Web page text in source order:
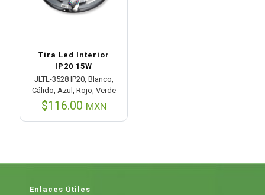
Tira Led Interior
IP20 15W
JLTL-3528 IP20, Blanco,
Cálido, Azul, Rojo, Verde
$116.00 MXN
Enlaces Útiles